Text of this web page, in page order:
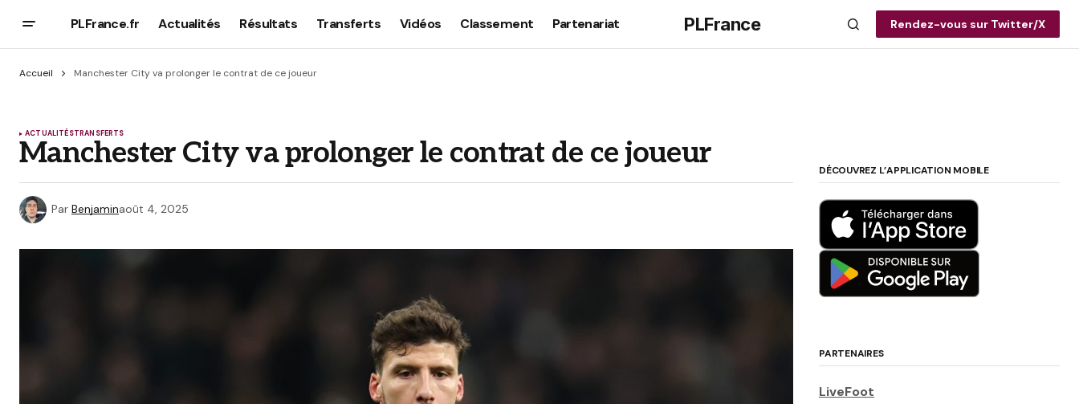
PLFrance.fr Actualités Résultats Transferts Vidéos Classement Partenariat PLFrance Rendez-vous sur Twitter/X
Accueil Manchester City va prolonger le contrat de ce joueur
ACTUALITÉSTRANSFERTS
Manchester City va prolonger le contrat de ce joueur
Par Benjaminaoût 4, 2025
DÉCOUVREZ L’APPLICATION MOBILE
PARTENAIRES
LiveFoot